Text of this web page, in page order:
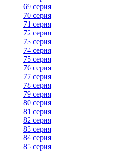
69 серия
70 серия
71 серия
72 серия
73 серия
74 серия
75 серия
76 серия
77 серия
78 серия
79 серия
80 серия
81 серия
82 серия
83 серия
84 серия
85 серия